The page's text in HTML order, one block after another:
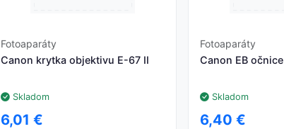
Fotoaparáty
Canon krytka objektivu E-67 II
Skladom
6,01 €
Fotoaparáty
Canon EB očnice
Skladom
6,40 €